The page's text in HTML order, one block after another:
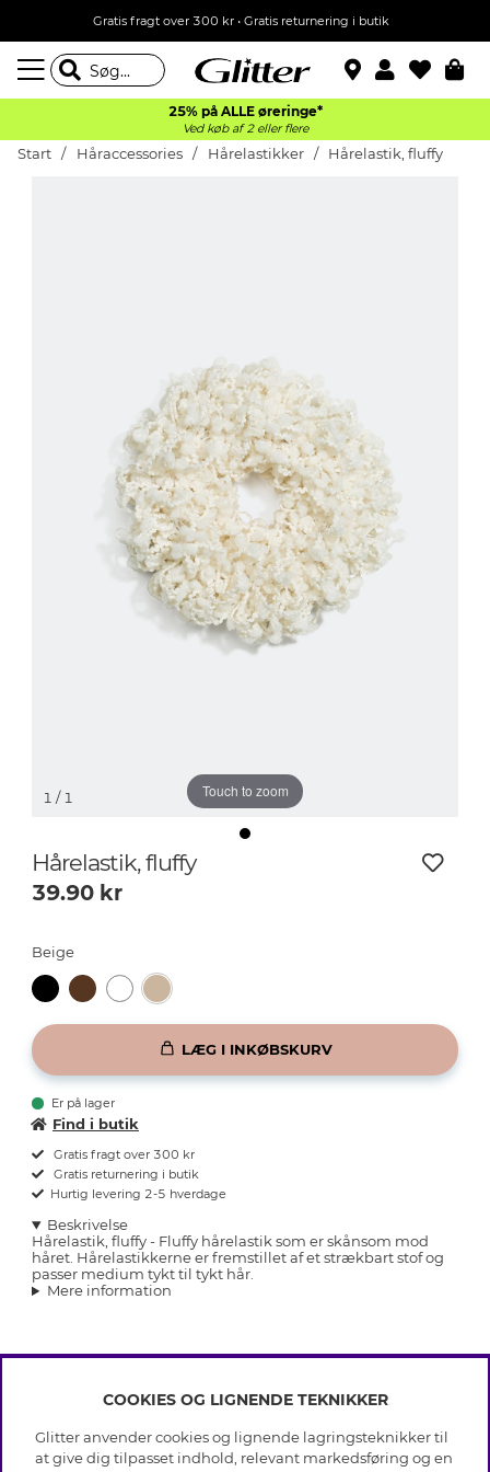
Gratis fragt over 300 kr • Gratis returnering i butik
25% på ALLE øreringe*
Ved køb af 2 eller flere
Start Håraccessories Hårelastikker Hårelastik, fluffy
Touch to zoom
1 / 1
Hårelastik, fluffy
39.90 kr
Beige
LÆG I INKØBSKURV
Er på lager
Find i butik
Gratis fragt over 300 kr
Gratis returnering i butik
Hurtig levering 2-5 hverdage
Beskrivelse
Hårelastik, fluffy - Fluffy hårelastik som er skånsom mod
håret. Hårelastikkerne er fremstillet af et strækbart stof og
passer medium tykt til tykt hår.
Mere information
INFO
Betingelser
Databeskyttelsespolitik
OM GLITTER
COOKIES OG LIGNENDE TEKNIKKER
Glitter anvender cookies og lignende lagringsteknikker til
at give dig tilpasset indhold, relevant markedsføring og en